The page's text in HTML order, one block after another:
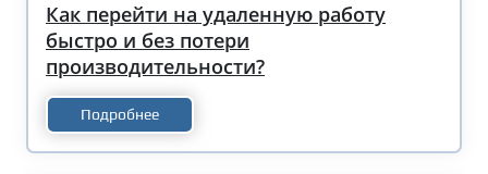
Как перейти на удаленную работу
быстро и без потери
производительности?
Подробнее